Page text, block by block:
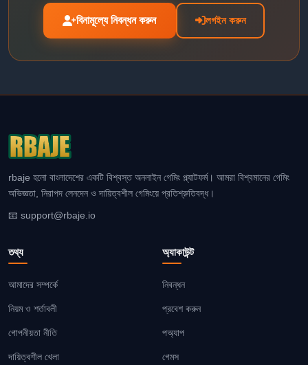
বিনামূল্যে নিবন্ধন করুন লগইন করুন
rbaje হলো বাংলাদেশের একটি বিশ্বস্ত অনলাইন গেমিং প্ল্যাটফর্ম। আমরা বিশ্বমানের গেমিং
অভিজ্ঞতা, নিরাপদ লেনদেন ও দায়িত্বশীল গেমিংয়ে প্রতিশ্রুতিবদ্ধ।
📧 support@rbaje.io
তথ্য
আমাদের সম্পর্কে
নিয়ম ও শর্তাবলী
গোপনীয়তা নীতি
দায়িত্বশীল খেলা
অ্যাকাউন্ট
নিবন্ধন
প্রবেশ করুন
পঅ্যাপ
গেমস